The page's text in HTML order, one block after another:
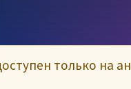
только на